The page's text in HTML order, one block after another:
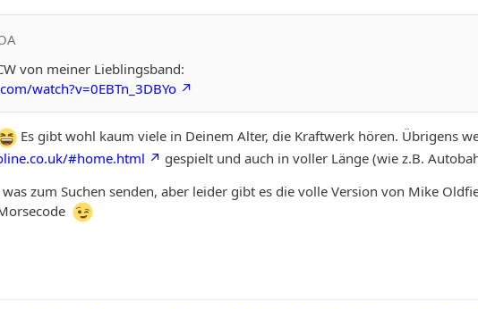
von meiner Lieblingsband:
watch?v=0EBTn_3DBYo
Es gibt wohl kaum viele in Deinem Alter, die Kraftwerk hören. Übrigens
#home.html
gespielt und auch in voller Länge (wie z.B.
zum Suchen senden, aber leider gibt es die volle Version von Mike